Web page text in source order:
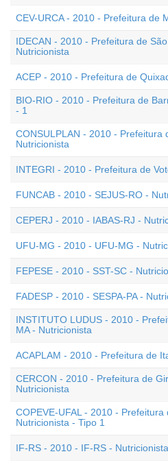
CEV-URCA - 2010 - Prefeitura de
IDECAN - 2010 - Prefeitura de
Nutricionista
ACEP - 2010 - Prefeitura de
BIO-RIO - 2010 - Prefeitura de
- 1
CONSULPLAN - 2010 - Prefeitura
Nutricionista
INTEGRI - 2010 - Prefeitura de
FUNCAB - 2010 - SEJUS-RO -
CEPERJ - 2010 - IABAS-RJ -
UFU-MG - 2010 - UFU-MG -
FEPESE - 2010 - SST-SC -
FADESP - 2010 - SESPA-PA -
INSTITUTO LUDUS - 2010 -
MA - Nutricionista
ACAPLAM - 2010 - Prefeitura de
CERCON - 2010 - Prefeitura de
Nutricionista
COPEVE-UFAL - 2010 - Prefeitura
Nutricionista - Tipo 1
IF-RS - 2010 - IF-RS - Nutricionista